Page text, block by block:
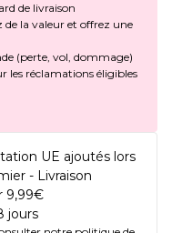
de livraison
de la valeur et offrez une
(perte, vol, dommage)
les réclamations éligibles
UE ajoutés lors
- Livraison
9,99€
jours